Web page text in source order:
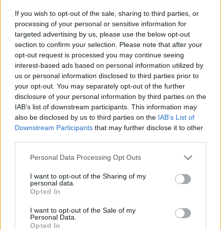
If you wish to opt-out of the sale, sharing to third parties, or
processing of your personal or sensitive information for
targeted advertising by us, please use the below opt-out
section to confirm your selection. Please note that after your
opt-out request is processed you may continue seeing
interest-based ads based on personal information utilized by
us or personal information disclosed to third parties prior to
your opt-out. You may separately opt-out of the further
disclosure of your personal information by third parties on the
IAB’s list of downstream participants. This information may
also be disclosed by us to third parties on the IAB’s List of
Downstream Participants that may further disclose it to other
Please note that this website/app uses one or more Google
not limited to your visit or usage behaviour. You may click to
grant or deny consent to Google and its third-party tags to
use your data for below specified purposes in below Google
consent section.
Personal Data Processing Opt Outs
I want to opt-out of the Sharing of my
personal data.
Opted In
I want to opt-out of the Sale of my
Personal Data.
Opted In
na CES 2014
Dodaj Tabletowo jako preferowane źródło w
Nasze artykuły będą częściej pojawiać się w Twoich wynikach